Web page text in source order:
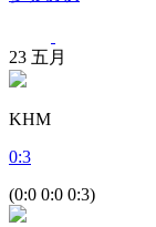
23 五月
KHM
0:3
(0:0 0:0 0:3)